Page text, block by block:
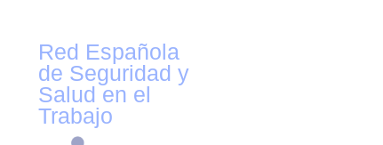
Red Española
de Seguridad y
Salud en el
Trabajo